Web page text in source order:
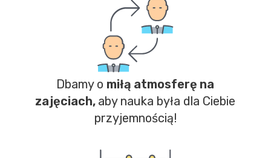
Dbamy o miłą atmosferę na
zajęciach, aby nauka była dla Ciebie
przyjemnością!